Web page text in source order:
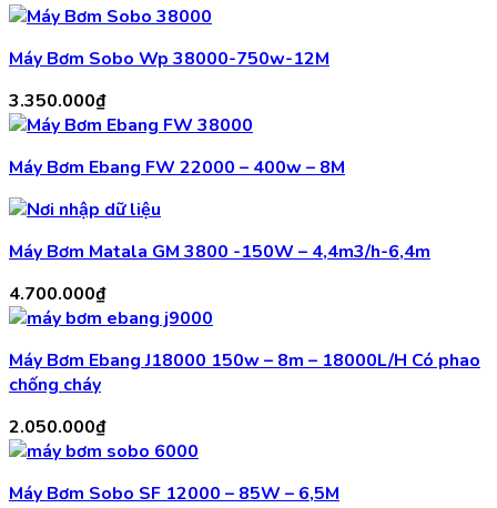
Máy Bơm Sobo Wp 38000-750w-12M
3.350.000₫
Máy Bơm Ebang FW 22000 – 400w – 8M
Máy Bơm Matala GM 3800 -150W – 4,4m3/h-6,4m
4.700.000₫
Máy Bơm Ebang J18000 150w – 8m – 18000L/H Có phao
chống cháy
2.050.000₫
Máy Bơm Sobo SF 12000 – 85W – 6,5M